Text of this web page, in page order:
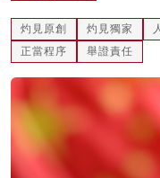
灼見活動
關於我們
灼見原創 灼見獨家
正當程序
舉證責任